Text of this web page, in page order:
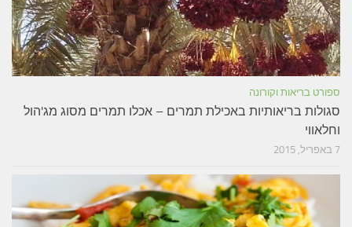
ספורט בריאות וקורונה
סגולות בריאותיות באכילת תמרים – אכלו תמרים מסוג מג'הול
וחלאווי
7 באפריל, 2015